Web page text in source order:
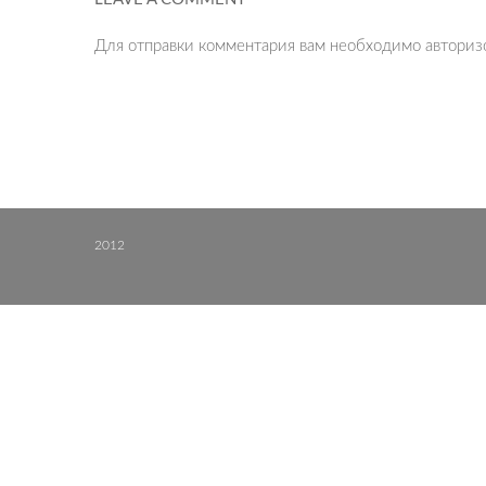
Для отправки комментария вам необходимо
2012